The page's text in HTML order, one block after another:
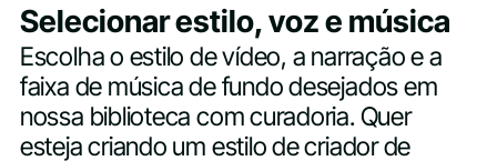
Selecionar estilo, voz e música
Escolha o estilo de vídeo, a narração e a
faixa de música de fundo desejados em
nossa biblioteca com curadoria. Quer
esteja criando um estilo de criador de